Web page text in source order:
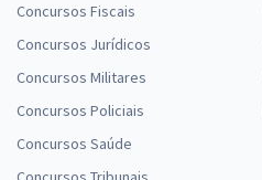
Concursos Fiscais
Concursos Jurídicos
Concursos Militares
Concursos Policiais
Concursos Saúde